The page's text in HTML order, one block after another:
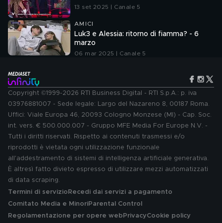
13 set 2025 | Canale 5
AMICI
Luk3 e Alessia: ritorno di fiamma? - 6
marzo
06 mar 2025 | Canale 5
Copyright ©1999-2026 RTI Business Digital - RTI S.p.A.: p. iva
03976881007 - Sede legale: Largo del Nazareno 8, 00187 Roma.
Uffici: Viale Europa 46, 20093 Cologno Monzese (MI) - Cap. Soc.
int. vers. € 500.000.007 - Gruppo MFE Media For Europe N.V. -
Tutti i diritti riservati. Rispetto ai contenuti trasmessi e/o
riprodotti è vietata ogni utilizzazione funzionale
all'addestramento di sistemi di intelligenza artificiale generativa.
È altresì fatto divieto espresso di utilizzare mezzi automatizzati
di data scraping.
Termini di servizio Recedi dai servizi a pagamento
Comitato Media e MinoriParental Control
Regolamentazione per opere web PrivacyCookie policy